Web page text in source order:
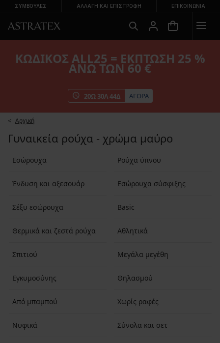
ΣΥΜΒΟΥΛΕΣ ΑΛΛΑΓΉ ΚΑΙ ΕΠΙΣΤΡΟΦΉ ΕΠΙΚΟΙΝΩΝΊΑ
ΚΩΔΙΚΟΣ ALL25 = ΕΚΠΤΩΣΗ 25 %
ΑΝΩ ΤΩΝ 60 €
20Ω 30Λ42Δ ΑΓΟΡΑ
Αρχική
Γυναικεία ρούχα - χρώμα μαύρο
Εσώρουχα Ρούχα ύπνου
Ένδυση και αξεσουάρ Εσώρουχα σύσφιξης
Σέξυ εσώρουχα Basic
Θερμικά και ζεστά ρούχα Αθλητικά
Σπιτιού Μεγάλα μεγέθη
Εγκυμοσύνης Θηλασμού
Από μπαμπού Χωρίς ραφές
Νυφικά Σύνολα και σετ